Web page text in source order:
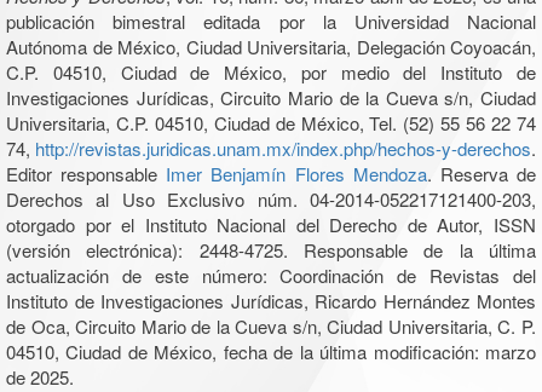
publicación bimestral editada por la Universidad Nacional
Autónoma de México, Ciudad Universitaria, Delegación Coyoacán,
C.P. 04510, Ciudad de México, por medio del Instituto de
Investigaciones Jurídicas, Circuito Mario de la Cueva s/n, Ciudad
Universitaria, C.P. 04510, Ciudad de México, Tel. (52) 55 56 22 74
74, http://revistas.juridicas.unam.mx/index.php/hechos-y-derechos.
Editor responsable Imer Benjamín Flores Mendoza. Reserva de
Derechos al Uso Exclusivo núm. 04-2014-052217121400-203,
otorgado por el Instituto Nacional del Derecho de Autor, ISSN
(versión electrónica): 2448-4725. Responsable de la última
actualización de este número: Coordinación de Revistas del
Instituto de Investigaciones Jurídicas, Ricardo Hernández Montes
de Oca, Circuito Mario de la Cueva s/n, Ciudad Universitaria, C. P.
04510, Ciudad de México, fecha de la última modificación: marzo
de 2025.